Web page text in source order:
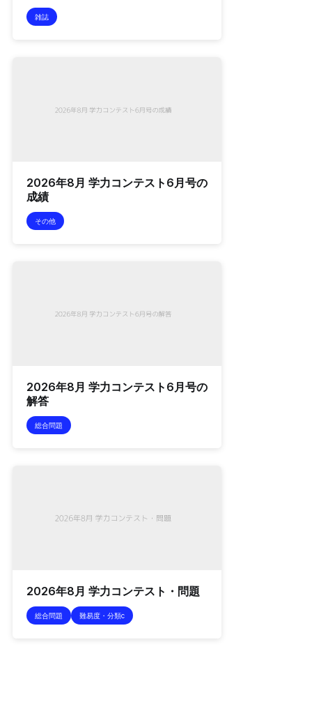
雑誌
2026年8月 学力コンテスト6月号の
成績
その他
2026年8月 学力コンテスト6月号の
解答
総合問題
2026年8月 学力コンテスト・問題
総合問題 難易度・分類c